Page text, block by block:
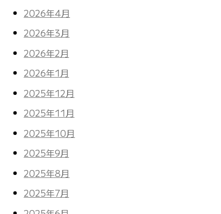
2026年4月
2026年3月
2026年2月
2026年1月
2025年12月
2025年11月
2025年10月
2025年9月
2025年8月
2025年7月